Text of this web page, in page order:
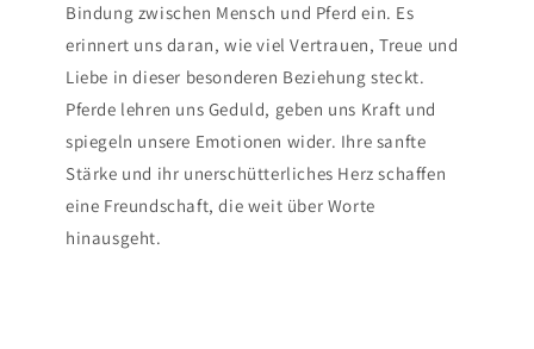
Bindung zwischen Mensch und Pferd ein. Es
erinnert uns daran, wie viel Vertrauen, Treue und
Liebe in dieser besonderen Beziehung steckt.
Pferde lehren uns Geduld, geben uns Kraft und
spiegeln unsere Emotionen wider. Ihre sanfte
Stärke und ihr unerschütterliches Herz schaffen
eine Freundschaft, die weit über Worte
hinausgeht.